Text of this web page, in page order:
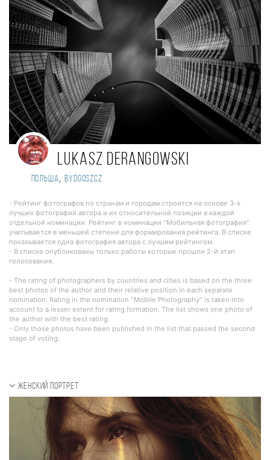
Lukasz Derangowski
Польша, Bydgoszcz
- Рейтинг фотографов по странам и городам строится на основе 3-х
лучших фотографий автора и их относительной позиции в каждой
отдельной номинации. Рейтинг в номинации "Мобильная фотография"
учитывается в меньшей степени для формирования рейтинга. В списке
показывается одна фотография автора с лучшим рейтингом.
- В списке опубликованы только работы которые прошли 2-й этап
голосования.
- The rating of photographers by countries and cities is based on the three
best photos of the author and their relative position in each separate
nomination. Rating in the nomination "Mobile Photography" is taken into
account to a lesser extent for rating formation. The list shows one photo of
the author with the best rating.
- Only those photos have been published in the list that passed the second
stage of voting.
Женский портрет